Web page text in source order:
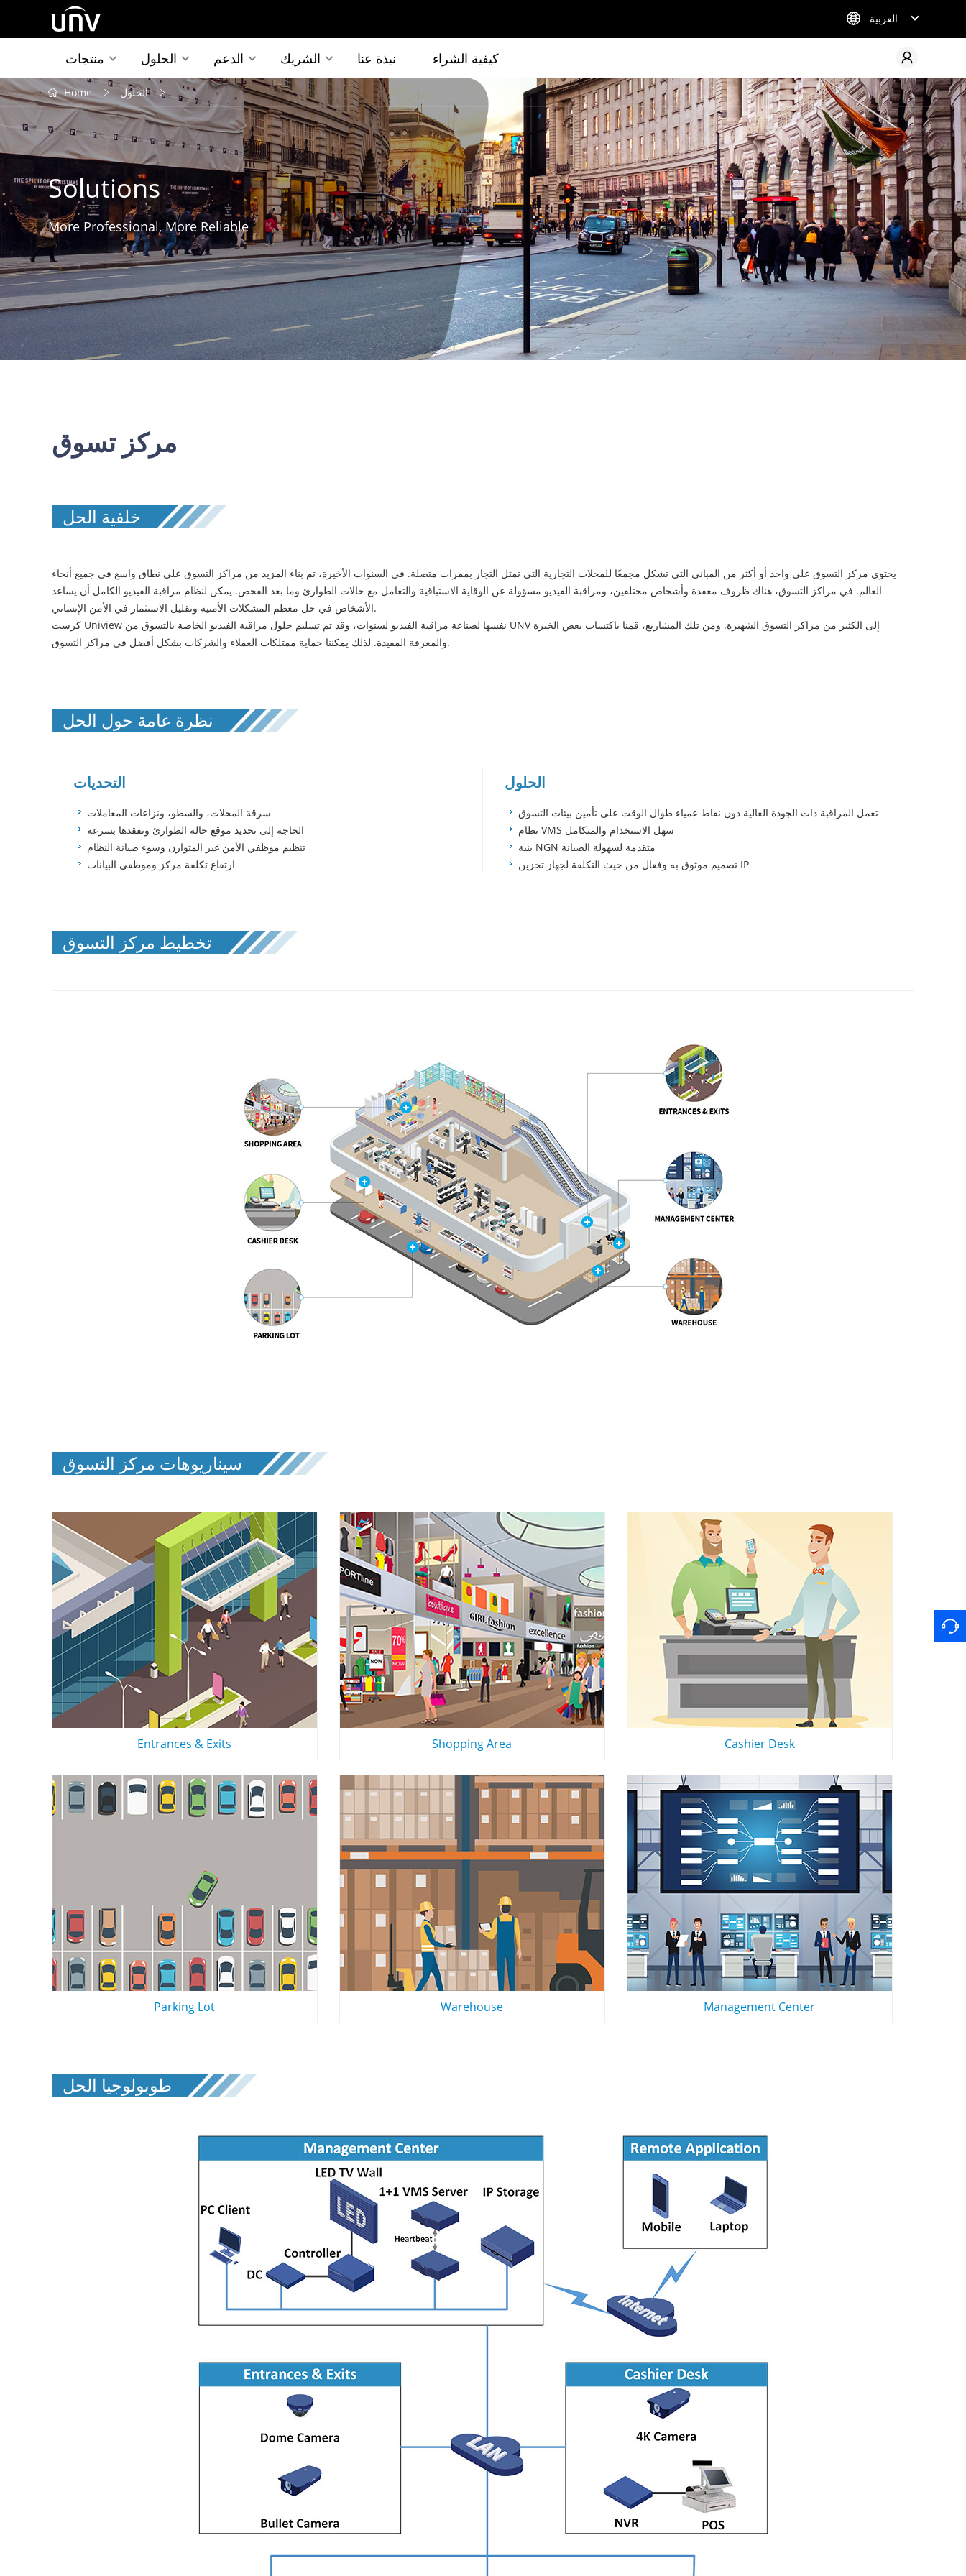
العربية
منتجات الحلول الدعم الشريك نبذة عنا كيفية الشراء
Home الحلول
Solutions
More Professional, More Reliable
مركز تسوق
خلفية الحل
يحتوي مركز التسوق على واحد أو أكثر من المباني التي تشكل مجمعًا للمحلات التجارية التي تمثل التجار بممرات متصلة. في السنوات الأخيرة، تم بناء المزيد من مراكز التسوق على نطاق واسع في جميع أنحاء
العالم. في مراكز التسوق، هناك ظروف معقدة وأشخاص مختلفين، ومراقبة الفيديو مسؤولة عن الوقاية الاستباقية والتعامل مع حالات الطوارئ وما بعد الفحص. يمكن لنظام مراقبة الفيديو الكامل أن يساعد
الأشخاص في حل معظم المشكلات الأمنية وتقليل الاستثمار في الأمن الإنساني.
كرست Uniview نفسها لصناعة مراقبة الفيديو لسنوات، وقد تم تسليم حلول مراقبة الفيديو الخاصة بالتسوق من UNV إلى الكثير من مراكز التسوق الشهيرة. ومن تلك المشاريع، قمنا باكتساب بعض الخبرة
والمعرفة المفيدة. لذلك يمكننا حماية ممتلكات العملاء والشركات بشكل أفضل في مراكز التسوق.
نظرة عامة حول الحل
التحديات
سرقة المحلات، والسطو، ونزاعات المعاملات
الحاجة إلى تحديد موقع حالة الطوارئ وتفقدها بسرعة
تنظيم موظفي الأمن غير المتوازن وسوء صيانة النظام
ارتفاع تكلفة مركز وموظفي البيانات
الحلول
تعمل المراقبة ذات الجودة العالية دون نقاط عمياء طوال الوقت على تأمين بيئات التسوق
نظام VMS سهل الاستخدام والمتكامل
بنية NGN متقدمة لسهولة الصيانة
تصميم موثوق به وفعال من حيث التكلفة لجهاز تخزين IP
تخطيط مركز التسوق
سيناريوهات مركز التسوق
Entrances & Exits Shopping Area Cashier Desk
Parking Lot Warehouse Management Center
طوبولوجيا الحل